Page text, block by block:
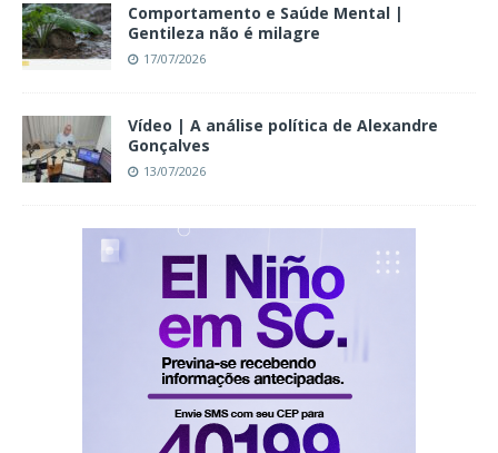
Comportamento e Saúde Mental |
Gentileza não é milagre
17/07/2026
Vídeo | A análise política de Alexandre
Gonçalves
13/07/2026